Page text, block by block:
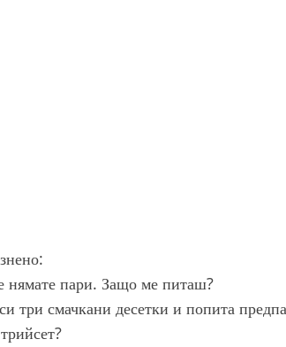
пари. Защо ме питаш?
три смачкани десетки и попита